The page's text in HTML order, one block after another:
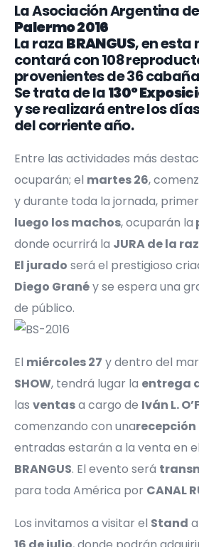
La Asociación Argentina de
Palermo 2016
La razaBRANGUS, en esta
contará con 108
provenientes de 36
Se trata de la130º
y se realizará entre los
del corriente año.
Entre las actividades más
ocuparán; el martes 26,
y durante toda la jornada,
luego los machos, ocuparán la
donde ocurrirá la JURA de la
El jurado será el prestigioso
Diego Granéy se espera una
de público.
El miércoles 27 y dentro del
SHOW, tendrá lugar la entrega
las ventasa cargo de Iván L.
comenzando con unarecepción
entradas estarán a la venta en
BRANGUS. El evento será
para toda América por CANAL
Los invitamos a visitar el Stand